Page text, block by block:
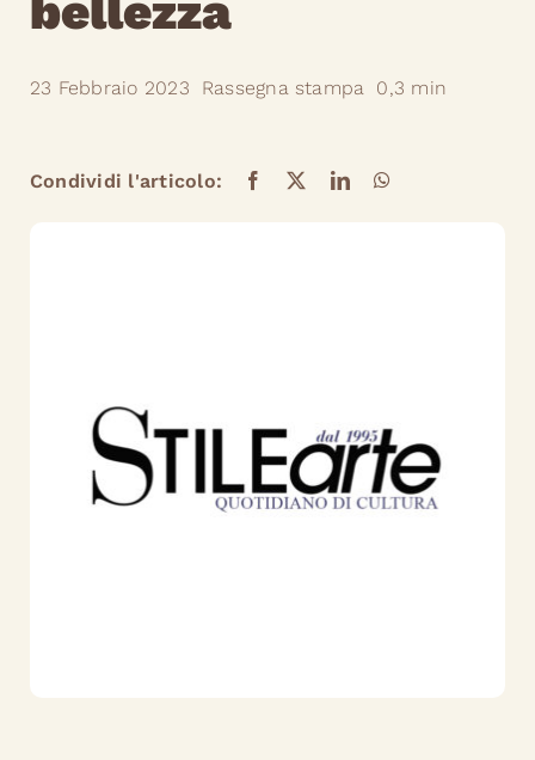
23 Febbraio 2023 Rassegna stampa 0,3 min
Condividi l'articolo: